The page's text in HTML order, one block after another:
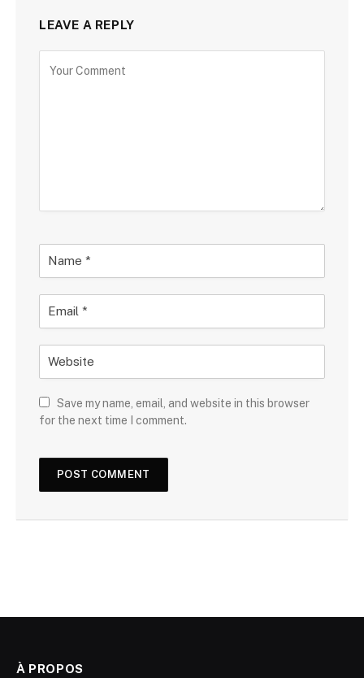
LEAVE A REPLY
Save my name, email, and website in this browser
for the next time I comment.
À PROPOS